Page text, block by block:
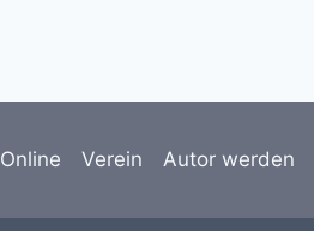
Verein Autor werden